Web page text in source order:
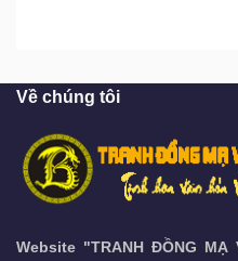
Về chúng tôi
Website "TRANH ĐỒNG MẠ